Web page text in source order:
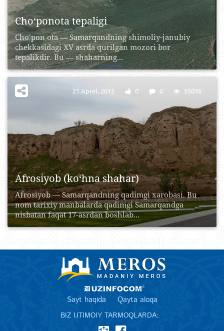
Cho‘ponota tepaligi
Cho‘pon ota — Samarqandning shimoliy-janubiy
chekkasidagi XV asrda qurilgan mozori bor
tepalikdir. Bu — shaharning...
Afrosiyob (ko‘hna shahar)
Afrosiyob — Samarqandning qadimgi xarobasi. Bu
nom tarixiy manbalarda qadimgi Samarqandga
nisbatan faqat 17-asrdan boshlab...
21 Aprel, 2015 0 0 55076
Sayt haqida Qayta aloqa
BIZ IJTIMOIY TARMOQLARDA: